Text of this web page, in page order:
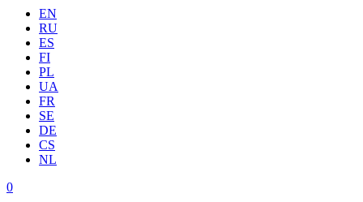
EN
RU
ES
FI
PL
UA
FR
SE
DE
CS
NL
0